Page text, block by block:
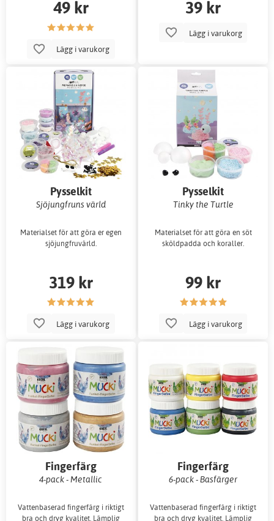
49 kr
Lägg i varukorg
39 kr
Lägg i varukorg
Pysselkit
Sjöjungfruns värld
Materialset för att göra er egen
sjöjungfruvärld.
319 kr
Lägg i varukorg
Pysselkit
Tinky the Turtle
Materialset för att göra en söt
sköldpadda och koraller.
99 kr
Lägg i varukorg
Fingerfärg
4-pack - Metallic
Vattenbaserad fingerfärg i riktigt
bra och dryg kvalitet. Lämplig
Fingerfärg
6-pack - Basfärger
Vattenbaserad fingerfärg i riktigt
bra och dryg kvalitet. Lämplig